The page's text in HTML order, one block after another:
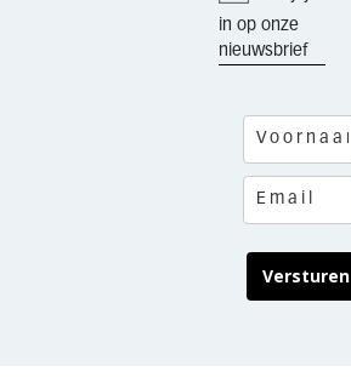
in op onze
nieuwsbrief
Versturen